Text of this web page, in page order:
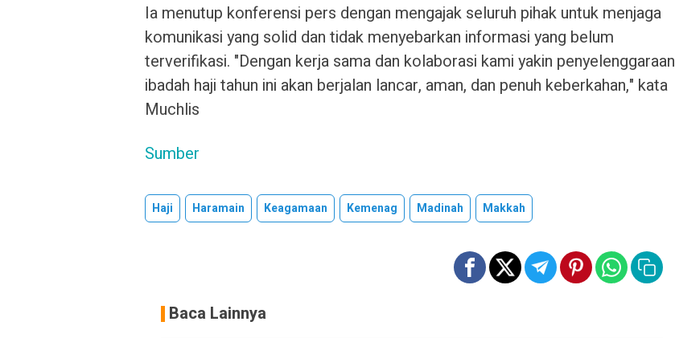
Ia menutup konferensi pers dengan mengajak seluruh pihak untuk menjaga
komunikasi yang solid dan tidak menyebarkan informasi yang belum
terverifikasi. "Dengan kerja sama dan kolaborasi kami yakin penyelenggaraan
ibadah haji tahun ini akan berjalan lancar, aman, dan penuh keberkahan," kata
Muchlis
Sumber
Haji Haramain Keagamaan Kemenag Madinah Makkah
Baca Lainnya